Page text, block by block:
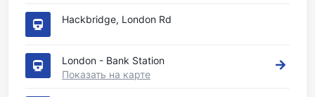
Hackbridge, London Rd
London - Bank Station
Показать на карте